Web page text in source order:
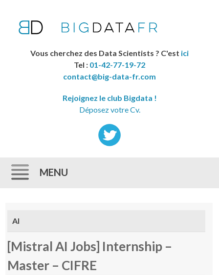
Vous cherchez des Data Scientists ? C'est ici
Tel : 01-42-77-19-72
contact@big-data-fr.com
Rejoignez le club Bigdata !
Déposez votre Cv.
MENU
AI
[Mistral AI Jobs] Internship –
Master – CIFRE